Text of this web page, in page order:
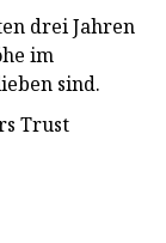
drei Jahren
im
sind.
Trust